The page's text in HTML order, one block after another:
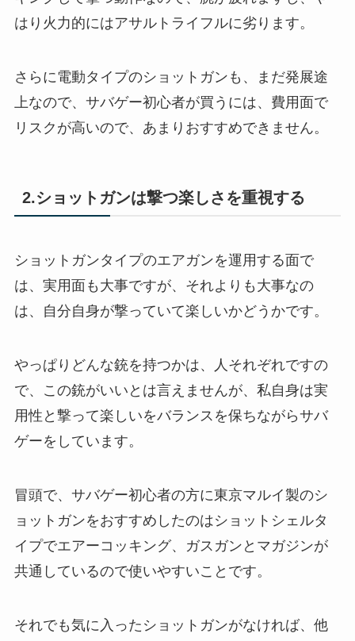
はり火力的にはアサルトライフルに劣ります。
さらに電動タイプのショットガンも、まだ発展途
上なので、サバゲー初心者が買うには、費用面で
リスクが高いので、あまりおすすめできません。
2.ショットガンは撃つ楽しさを重視する
ショットガンタイプのエアガンを運用する面で
は、実用面も大事ですが、それよりも大事なの
は、自分自身が撃っていて楽しいかどうかです。
やっぱりどんな銃を持つかは、人それぞれですの
で、この銃がいいとは言えませんが、私自身は実
用性と撃って楽しいをバランスを保ちながらサバ
ゲーをしています。
冒頭で、サバゲー初心者の方に東京マルイ製のシ
ョットガンをおすすめしたのはショットシェルタ
イプでエアーコッキング、ガスガンとマガジンが
共通しているので使いやすいことです。
それでも気に入ったショットガンがなければ、他